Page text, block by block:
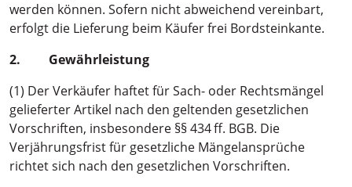
werden können. Sofern nicht abweichend vereinbart,
erfolgt die Lieferung beim Käufer frei Bordsteinkante.
2. Gewährleistung
(1) Der Verkäufer haftet für Sach- oder Rechtsmängel
gelieferter Artikel nach den geltenden gesetzlichen
Vorschriften, insbesondere §§ 434 ff. BGB. Die
Verjährungsfrist für gesetzliche Mängelansprüche
richtet sich nach den gesetzlichen Vorschriften.